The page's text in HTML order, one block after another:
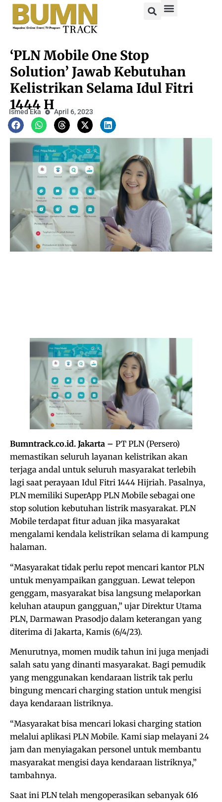
‘PLN Mobile One Stop
Solution’ Jawab Kebutuhan
Kelistrikan Selama Idul Fitri
1444 H
Ismed Eka April 6, 2023
Bumntrack.co.id. Jakarta – PT PLN (Persero)
memastikan seluruh layanan kelistrikan akan
terjaga andal untuk seluruh masyarakat terlebih
lagi saat perayaan Idul Fitri 1444 Hijriah. Pasalnya,
PLN memiliki SuperApp PLN Mobile sebagai one
stop solution kebutuhan listrik masyarakat. PLN
Mobile terdapat fitur aduan jika masyarakat
mengalami kendala kelistrikan selama di kampung
halaman.
“Masyarakat tidak perlu repot mencari kantor PLN
untuk menyampaikan gangguan. Lewat telepon
genggam, masyarakat bisa langsung melaporkan
keluhan ataupun gangguan,” ujar Direktur Utama
PLN, Darmawan Prasodjo dalam keterangan yang
diterima di Jakarta, Kamis (6/4/23).
Menurutnya, momen mudik tahun ini juga menjadi
salah satu yang dinanti masyarakat. Bagi pemudik
yang menggunakan kendaraan listrik tak perlu
bingung mencari charging station untuk mengisi
daya kendaraan listriknya.
“Masyarakat bisa mencari lokasi charging station
melalui aplikasi PLN Mobile. Kami siap melayani 24
jam dan menyiagakan personel untuk membantu
masyarakat mengisi daya kendaraan listriknya,”
tambahnya.
Saat ini PLN telah mengoperasikan sebanyak 616